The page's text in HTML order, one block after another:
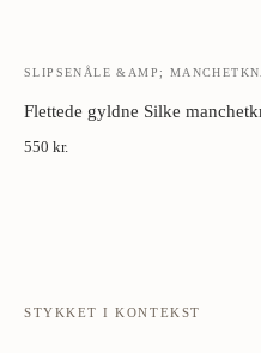
SLIPSENÅLE &AMP;
Flettede gyldne Silke
550 kr.
STYKKET I KONTEKST